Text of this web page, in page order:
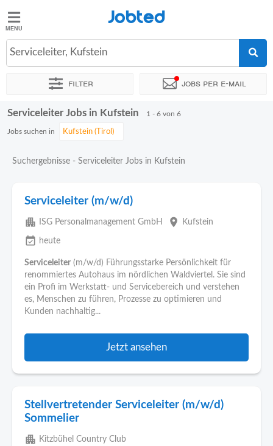
Jobted
Jobs
Jobted
Serviceleiter, Kufstein
Filter Jobs per e-mail
Sortieren nach Genauer Standort Personaldienstleister
Serviceleiter Jobs in Kufstein 1 - 6 von 6
Jobs suchen in
Suchergebnisse - Serviceleiter Jobs in Kufstein
Serviceleiter (m/w/d)
apartment ISG Personalmanagement GmbH place Kufstein
event_available heute
Serviceleiter (m/w/d) Führungsstarke Persönlichkeit für
renommiertes Autohaus im nördlichen Waldviertel. Sie sind
ein Profi im Werkstatt- und Servicebereich und verstehen
es, Menschen zu führen, Prozesse zu optimieren und
Kunden nachhaltig...
Jetzt ansehen
Stellvertretender Serviceleiter (m/w/d)
Sommelier
apartment Kitzbühel Country Club